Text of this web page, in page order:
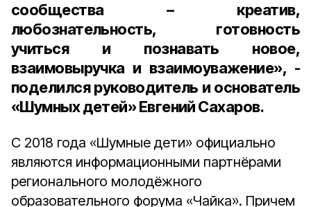
сообщества – креатив,
любознательность, готовность
учиться и познавать новое,
взаимовыручка и взаимоуважение», -
поделился руководитель и основатель
«Шумных детей» Евгений Сахаров.
С 2018 года «Шумные дети» официально
являются информационными партнёрами
регионального молодёжного
образовательного форума «Чайка». Причем